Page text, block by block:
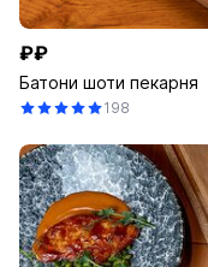
₽₽
Батони шоти пекарня
198